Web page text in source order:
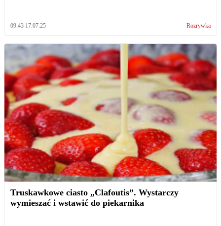
09:43 17.07.25 Rozrywka
Truskawkowe ciasto „Clafoutis”. Wystarczy
wymieszać i wstawić do piekarnika